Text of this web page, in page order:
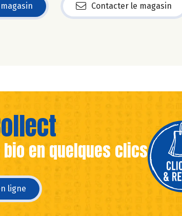
Contacter le magasin
en quelques clics
ligne